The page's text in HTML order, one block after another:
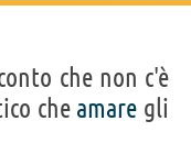
che non c'è
che amare gli